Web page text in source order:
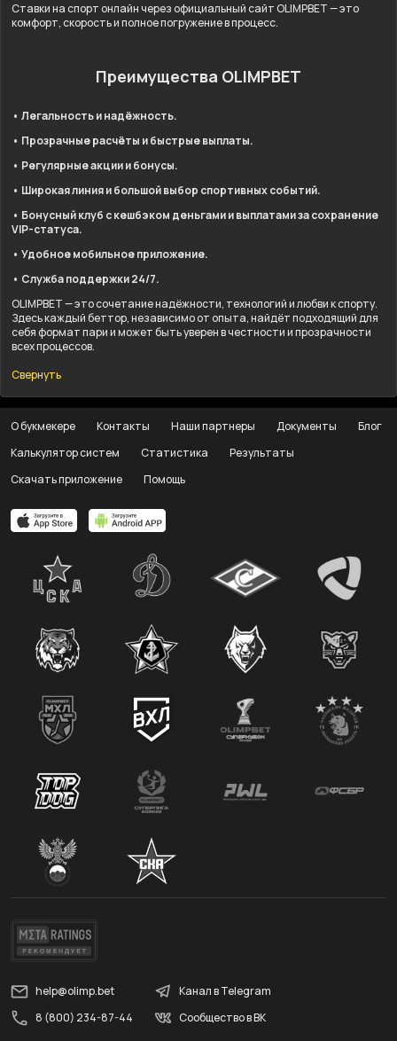
Ставки на спорт онлайн через официальный сайт OLIMPBET — это
комфорт, скорость и полное погружение в процесс.
Преимущества OLIMPBET
• Легальность и надёжность.
• Прозрачные расчёты и быстрые выплаты.
• Регулярные акции и бонусы.
• Широкая линия и большой выбор спортивных событий.
• Бонусный клуб с кешбэком деньгами и выплатами за сохранение
VIP-статуса.
• Удобное мобильное приложение.
• Служба поддержки 24/7.
OLIMPBET — это сочетание надёжности, технологий и любви к спорту.
Здесь каждый беттор, независимо от опыта, найдёт подходящий для
себя формат пари и может быть уверен в честности и прозрачности
всех процессов.
Свернуть
О букмекере Контакты Наши партнеры Документы
Блог
Калькулятор систем
Статистика
Результаты
Скачать приложение
Помощь
help@olimp.bet
8 (800) 234-87-44
Канал в Telegram
Сообщество в ВК